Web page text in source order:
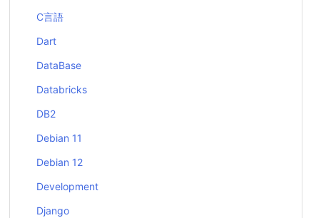
C言語
Dart
DataBase
Databricks
DB2
Debian 11
Debian 12
Development
Django